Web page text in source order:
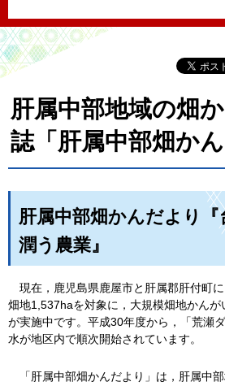
肝属中部地域の畑
誌「肝属中部畑かん
肝属中部畑かんだより
潤う農業』
現在，鹿児島県鹿屋市と肝属郡肝付町
畑地1,537haを対象に，大規模畑地かんが
が実施中です。平成30年度から，「荒瀬
水が地区内で順次開始されています。
「肝属中部畑かんだより」は，肝属中